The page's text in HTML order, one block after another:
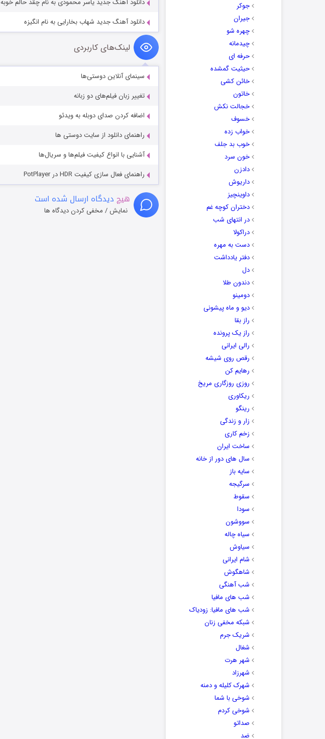
جوکر
جیران
چهره شو
چیدمانه
حرفه ای
حیثیت گمشده
خائن کشی
خاتون
خجالت نکش
خسوف
خواب زده
خوب بد جلف
خون سرد
دادزن
داریوش
داوینچیز
دختران کوچه غم
در انتهای شب
دراکولا
دست به مهره
دفتر یادداشت
دل
دندون طلا
دومینو
دیو و ماه پیشونی
راز بقا
راز یک پرونده
رالی ایرانی
رقص روی شیشه
رهایم کن
روزی روزگاری مریخ
ریکاوری
رینگو
زار و زندگی
زخم کاری
ساخت ایران
سال های دور از خانه
سایه باز
سرگیجه
سقوط
سودا
سووشون
سیاه چاله
سیاوش
شام ایرانی
شاهگوش
شب آهنگی
شب های مافیا
شب های مافیا: زودیاک
شبکه مخفی زنان
شریک جرم
شغال
شهر هرت
شهرزاد
شهرک کلیله و دمنه
شوخی با شما
شوخی کردم
صداتو
ضد
دانلود آهنگ جدید یاسر محمودی به نام چقد حالم خوبه
دانلود آهنگ جدید شهاب بخارایی به نام انگیزه
لینک‌های کاربردی
سینمای آنلاین دوستی‌ها
تغییر زبان فیلم‌های دو زبانه
اضافه کردن صدای دوبله به ویدئو
راهنمای دانلود از سایت دوستی ها
آشنایی با انواع کیفیت فیلم‌ها و سریال‌ها
راهنمای فعال سازی کیفیت HDR در PotPlayer
هیچ دیدگاه ارسال شده است
نمایش / مخفی کردن دیدگاه ها